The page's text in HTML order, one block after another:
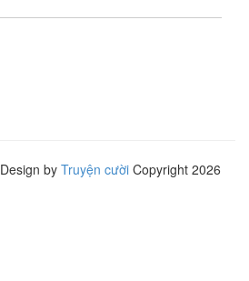
Design by Truyện cười Copyright 2026